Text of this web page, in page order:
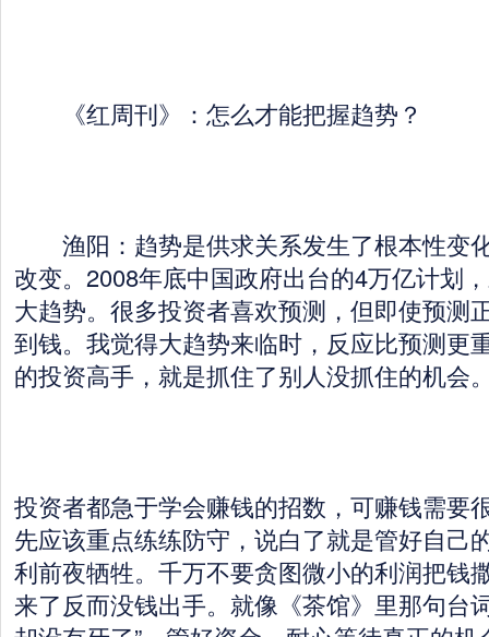
《红周刊》：怎么才能把握趋势？
渔阳：趋势是供求关系发生了根本性变
改变。2008年底中国政府出台的4万亿计划
大趋势。很多投资者喜欢预测，但即使预测
到钱。我觉得大趋势来临时，反应比预测更
的投资高手，就是抓住了别人没抓住的机会
投资者都急于学会赚钱的招数，可赚钱需要
先应该重点练练防守，说白了就是管好自己
利前夜牺牲。千万不要贪图微小的利润把钱
来了反而没钱出手。就像《茶馆》里那句台